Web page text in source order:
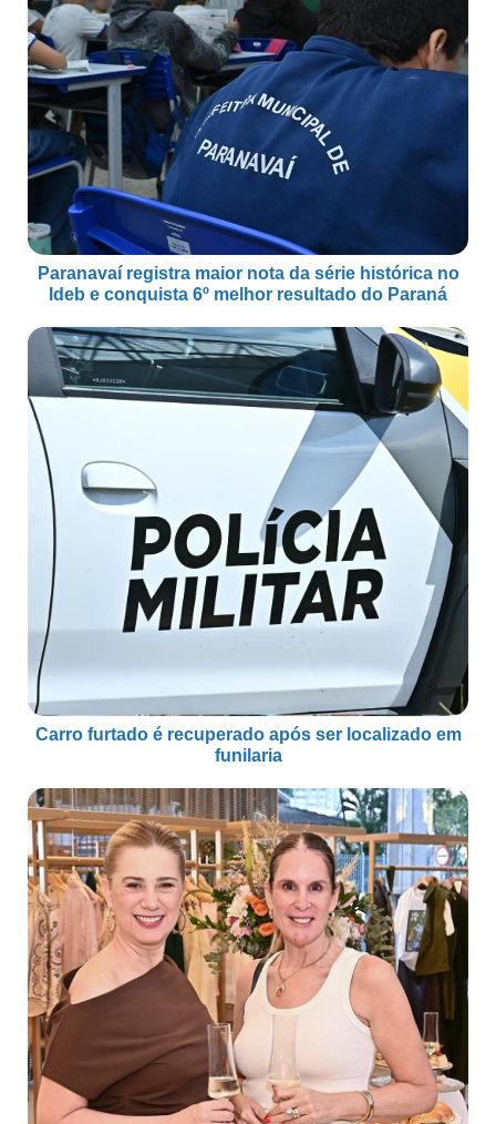
Paranavaí registra maior nota da série histórica no
Ideb e conquista 6º melhor resultado do Paraná
Carro furtado é recuperado após ser localizado em
funilaria